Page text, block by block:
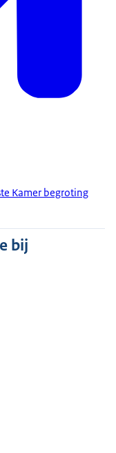
Kamer begroting
bij